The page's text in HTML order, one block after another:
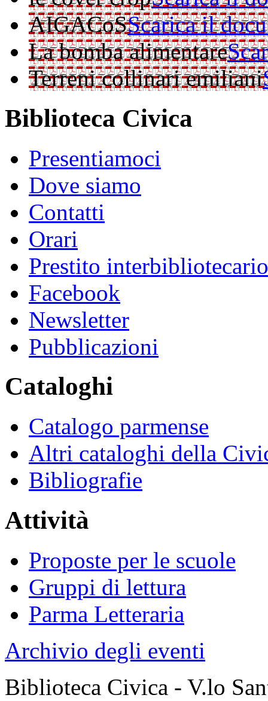
AIGACoSScarica il
La bomba alimentare
Terreni collinari emiliani
Biblioteca Civica
Presentiamoci
Dove siamo
Contatti
Orari
Prestito interbibliotecario
Facebook
Newsletter
Pubblicazioni
Cataloghi
Catalogo parmense
Altri cataloghi della
Bibliografie
Attività
Proposte per le scuole
Gruppi di lettura
Parma Letteraria
Archivio degli eventi
Biblioteca Civica - V.lo